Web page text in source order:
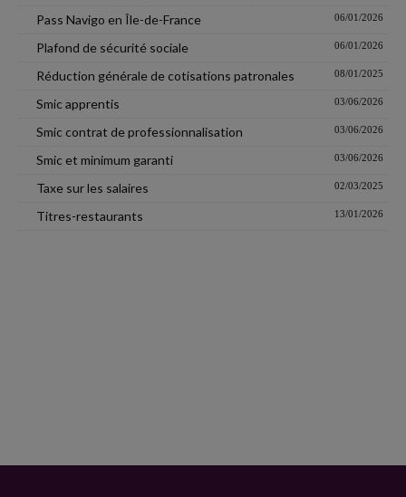
Pass Navigo en Île-de-France 06/01/2026
Plafond de sécurité sociale 06/01/2026
Réduction générale de cotisations patronales 08/01/2025
Smic apprentis 03/06/2026
Smic contrat de professionnalisation 03/06/2026
Smic et minimum garanti 03/06/2026
Taxe sur les salaires 02/03/2025
Titres-restaurants 13/01/2026